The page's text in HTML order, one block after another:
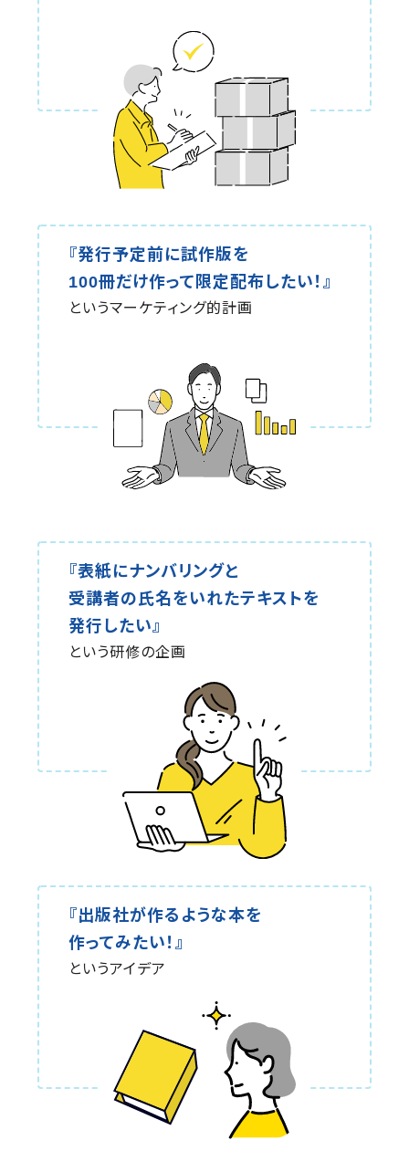
『発行予定前に試作版を
100冊だけ作って限定配布したい！』
というマーケティング的計画
『表紙にナンバリングと
受講者の氏名をいれたテキストを
発行したい』
という研修の企画
『出版社が作るような本を
作ってみたい！』
というアイデア